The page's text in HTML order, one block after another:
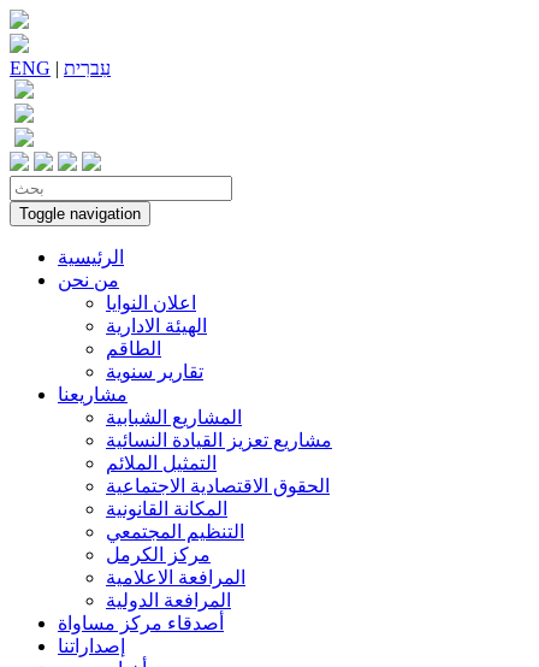
ENG | עִברִית
Toggle navigation
الرئيسية
من نحن
اعلان النوايا
الهيئة الادارية
الطاقم
تقارير سنوية
مشاريعنا
المشاريع الشبابية
مشاريع تعزيز القيادة النسائية
التمثيل الملائم
الحقوق الاقتصادية الاجتماعية
المكانة القانونية
التنظيم المجتمعي
مركز الكرمل
المرافعة الاعلامية
المرافعة الدولية
أصدقاء مركز مساواة
إصداراتنا